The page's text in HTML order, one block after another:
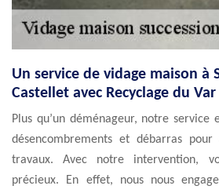
Un service de vidage maison à
Castellet avec Recyclage du Var
Plus qu’un déménageur, notre
désencombrements et débarras
travaux. Avec notre intervention,
précieux. En effet, nous nous